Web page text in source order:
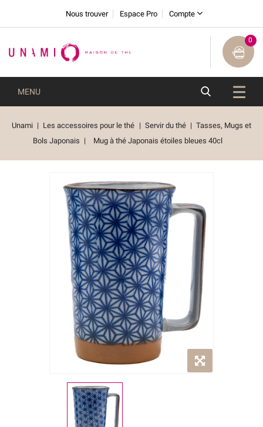
Nous trouver Espace Pro Compte
0
MENU
Unami Les accessoires pour le thé Servir du thé
Tasses, Mugs et
Bols Japonais
Mug à thé Japonais étoiles bleues 40cl